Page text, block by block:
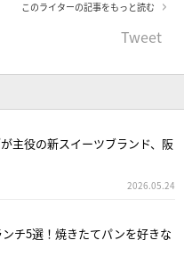
このライターの記事をもっと読む
Tweet
主役の新スイーツブランド、阪
2026.05.24
ンチ5選！焼きたてパンを好きな